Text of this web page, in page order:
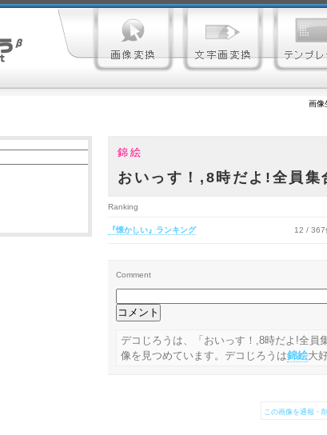
画像
錦絵
おいっす！,8時だよ!全員集
Ranking
『懐かしい』ランキング 12 / 367
Comment
デコじろうは、「おいっす！,8時だよ!全員
像を見つめています。デコじろうは錦絵大
この画像を通報・